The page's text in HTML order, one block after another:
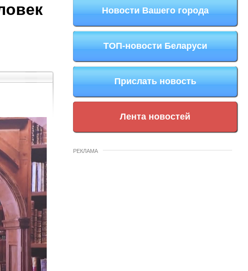
Новости Вашего города
ТОП-новости Беларуси
Прислать новость
Лента новостей
РЕКЛАМА